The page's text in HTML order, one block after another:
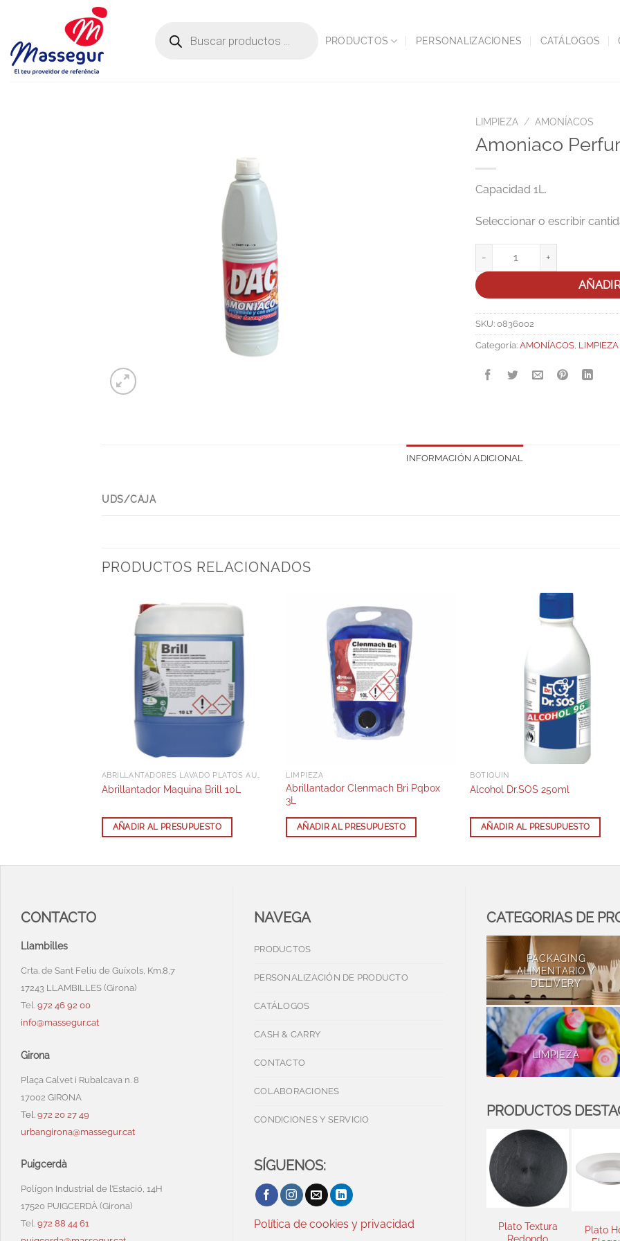
contenido
productos
PRODUCTOS PERSONALIZACIONES CATÁLOGOS
LIMPIEZA / AMONÍACOS
Amoniaco
Capacidad 1L.
SKU: 0836002
Categoría: AMONÍACOS LIMPIEZA
INFORMACIÓN ADICIONAL
UDS/CAJA
PRODUCTOS RELACIONADOS
ABRILLANTADORES LAVADO PLATOS AUTOMÁTICOS
Abrillantador Maquina Brill 10L
AÑADIR AL PRESUPUESTO
LIMPIEZA
Abrillantador Clenmach Bri Pqbox
3L
AÑADIR AL PRESUPUESTO
BOTIQUIN
Alcohol Dr.SOS 250ml
AÑADIR AL PRESUPUESTO
CONTACTO
Llambilles
Crta. de Sant Feliu de Guíxols, Km.8,7
17243 LLAMBILLES (Girona)
Tel. 972 46 92 00
info@massegur.cat
Girona
Plaça Calvet i Rubalcava n. 8
17002 GIRONA
Tel. 972 20 27 49
urbangirona@massegur.cat
Puigcerdà
Polígon Industrial de l’Estació, 14H
17520 PUIGCERDÀ (Girona)
Tel. 972 88 44 61
NAVEGA
PRODUCTOS
PERSONALIZACIÓN DE PRODUCTO
CATÁLOGOS
CASH & CARRY
CONTACTO
COLABORACIONES
CONDICIONES Y SERVICIO
SÍGUENOS:
Política de cookies y privacidad
CATEGORIAS DE
PACKAGING
ALIMENTARIO Y
DELIVERY
LIMPIEZA
PRODUCTOS
Plato Hondo